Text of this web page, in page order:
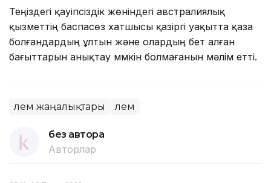
Теңіздегі қауіпсіздік жөніндегі австралиялық
қызметтің баспасөз хатшысы қазіргі уақытта қаза
болғандардың ұлтын және олардың бет алған
бағыттарын анықтау мүмкін болмағанын мәлім етті.
Әлем жаңалықтары Әлем
без автора
Авторлар